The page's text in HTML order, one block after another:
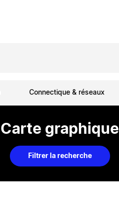
Connectique & réseaux
Carte graphique
Filtrer la recherche